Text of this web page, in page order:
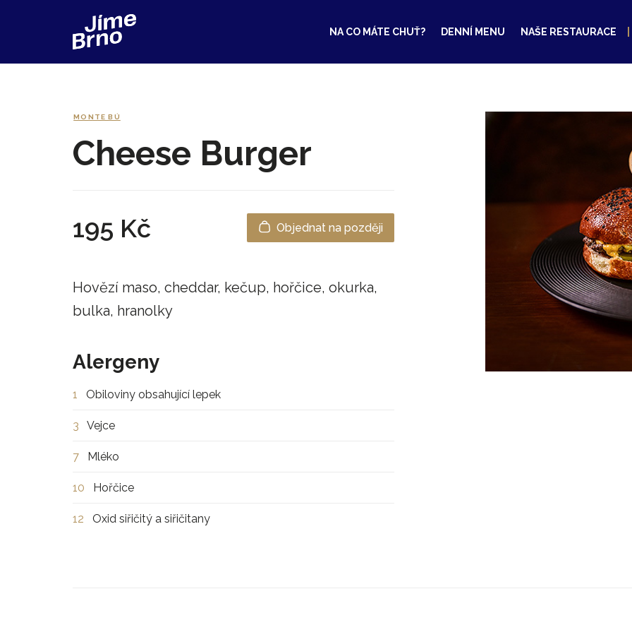
NA CO MÁTE CHUŤ? DENNÍ MENU NAŠE RESTAURACE
MONTE BÚ
Cheese Burger
195 Kč Objednat na později
Hovězí maso, cheddar, kečup, hořčice, okurka,
bulka, hranolky
Alergeny
1 Obiloviny obsahující lepek
3 Vejce
7 Mléko
10 Hořčice
12 Oxid siřičitý a siřičitany